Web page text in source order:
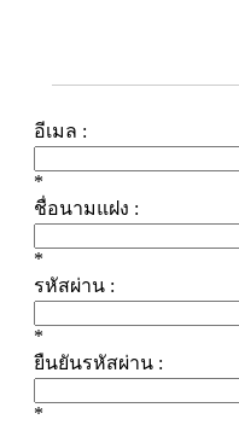
อีเมล :
*
ชื่อนามแฝง :
*
รหัสผ่าน :
*
ยืนยันรหัสผ่าน :
*